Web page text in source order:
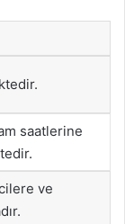
saatlerine
ve